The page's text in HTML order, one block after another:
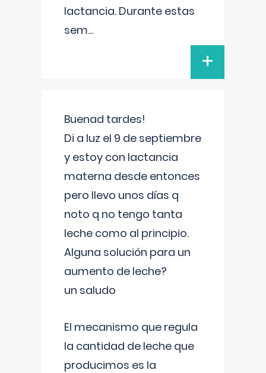
lactancia. Durante estas
sem...
+
Buenad tardes!
Di a luz el 9 de septiembre
y estoy con lactancia
materna desde entonces
pero llevo unos días q
noto q no tengo tanta
leche como al principio.
Alguna solución para un
aumento de leche?
un saludo
El mecanismo que regula
la cantidad de leche que
producimos es la